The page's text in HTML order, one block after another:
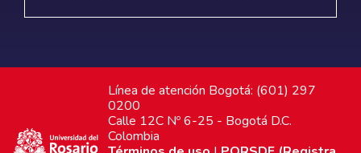
Línea de atención Bogotá: (601) 297
0200
Calle 12C Nº 6-25 - Bogotá D.C.
Colombia